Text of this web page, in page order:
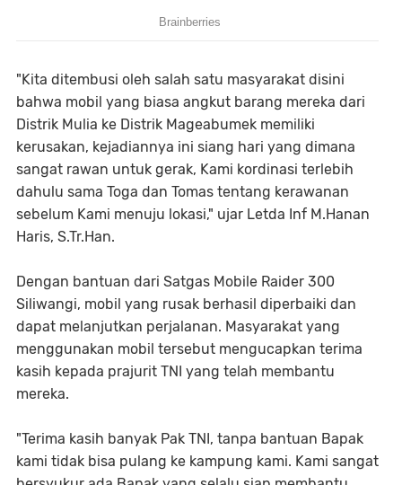
"Kita ditembusi oleh salah satu masyarakat disini
bahwa mobil yang biasa angkut barang mereka dari
Distrik Mulia ke Distrik Mageabumek memiliki
kerusakan, kejadiannya ini siang hari yang dimana
sangat rawan untuk gerak, Kami kordinasi terlebih
dahulu sama Toga dan Tomas tentang kerawanan
sebelum Kami menuju lokasi," ujar Letda Inf M.Hanan
Haris, S.Tr.Han.
Dengan bantuan dari Satgas Mobile Raider 300
Siliwangi, mobil yang rusak berhasil diperbaiki dan
dapat melanjutkan perjalanan. Masyarakat yang
menggunakan mobil tersebut mengucapkan terima
kasih kepada prajurit TNI yang telah membantu
mereka.
"Terima kasih banyak Pak TNI, tanpa bantuan Bapak
kami tidak bisa pulang ke kampung kami. Kami sangat